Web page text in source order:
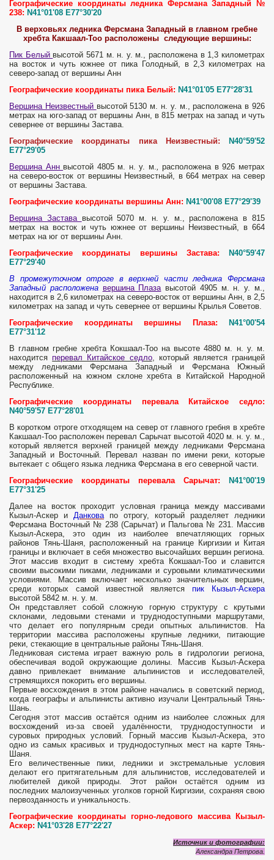
Географические координаты ледника Ферсмана Западный №
238: N41°01'08 E77°30'20
В верховьях ледника Ферсмана Западный в главном гребне
хребта Какшаал-Тоо расположены следующие вершины:
Пик Белый высотой 5671 м. н. у. м., расположена в 1,3 километрах
на восток и чуть южнее от пика Голодный, в 2,3 километрах на
северо-запад от вершины Анн
Географические координаты пика Белый: N41°01'05 E77°28'31
Вершина Неизвестный высотой 5130 м. н. у. м., расположена в 926
метрах на юго-запад от вершины Анн, в 815 метрах на запад и чуть
севернее от вершины Застава.
Географические координаты пика Неизвестный: N40°59'52
E77°29'05
Вершина Анн высотой 4805 м. н. у. м. ,расположена в 926 метрах
на северо-восток от вершины Неизвестный, в 664 метрах на север
от вершины Застава.
Географические координаты вершины Анн: N41°00'08 E77°29'39
Вершина Застава высотой 5070 м. н. у. м., расположена в 815
метрах на восток и чуть южнее от вершины Неизвестный, в 664
метрах на юг от вершины Анн.
Географические координаты вершины Застава: N40°59'47
E77°29'40
В промежуточном отроге в верхней части ледника Ферсмана
Западный расположена вершина Плаза высотой 4905 м. н. у. м.,
находится в 2,6 километрах на северо-восток от вершины Анн, в 2,5
километрах на запад и чуть севернее от вершины Крылья Советов.
Географические координаты вершины Плаза: N41°00'54
E77°31'12
В главном гребне хребта Кокшаал-Тоо на высоте 4880 м. н. у. м.
находитсяперевал Китайское седло, который является границей
между ледниками Ферсмана Западный и Ферсмана Южный
расположенный на южном склоне хребта в Китайской Народной
Республике.
Географические координаты перевала Китайское седло:
N40°59'57 E77°28'01
В коротком отроге отходящем на север от главного гребня в хребте
Какшаал-Тоо расположен перевал Сарычат высотой 4020 м. н. у. м.,
который является верхней границей между ледниками Ферсмана
Западный и Восточный. Перевал назван по имени реки, которые
вытекает с общего языка ледника Ферсмана в его северной части.
Географические координаты перевала Сарычат: N41°00'19
E77°31'25
Далее на восток проходит условная граница между массивами
Кызыл-Аскер и Данкова по отрогу, который разделяет ледники
Ферсмана Восточный № 238 (Сарычат) и Пальгова № 231. Массив
Кызыл-Аскера, это один из наиболее впечатляющих горных
районов Тянь-Шаня, расположенный на границе Киргизии и Китая
границы и включает в себя множество высочайших вершин региона.
Этот массив входит в систему хребта Кокшаал-Тоо и славится
своими высокими пиками, ледниками и суровыми климатическими
условиями. Массив включает несколько значительных вершин,
среди которых самой известной является пик Кызыл-Аскера
высотой 5842 м. н. у. м.
Он представляет собой сложную горную структуру с крутыми
склонами, ледовыми стенами и труднодоступными маршрутами,
что делает его популярным среди опытных альпинистов. На
территории массива расположены крупные ледники, питающие
реки, стекающие в центральные районы Тянь-Шаня.
Ледниковая система играет важную роль в гидрологии региона,
обеспечивая водой окружающие долины. Массив Кызыл-Аскера
давно привлекает внимание альпинистов и исследователей,
стремящихся покорить его вершины.
Первые восхождения в этом районе начались в советский период,
когда географы и альпинисты активно изучали Центральный Тянь-
Шань.
Сегодня этот массив остаётся одним из наиболее сложных для
восхождений из-за своей удалённости, труднодоступности и
суровых природных условий. Горный массив Кызыл-Аскера, это
одно из самых красивых и труднодоступных мест на карте Тянь-
Шаня.
Его величественные пики, ледники и экстремальные условия
делают его притягательным для альпинистов, исследователей и
любителей дикой природы. Этот район остаётся одним из
последних малоизученных уголков горной Киргизии, сохраняя свою
первозданность и уникальность.
Географические координаты горно-ледового массива Кызыл-
Аскер: N41°03'28 E77°22'27
Источник и фотографии:
Александра Петрова.